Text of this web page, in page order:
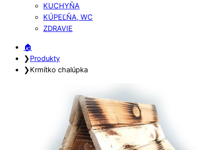
KUCHYŇA
KÚPEĽŇA, WC
ZDRAVIE
Close
Menu
Close
Cart
🏠︎
❯Produkty
❯Krmítko chalúpka